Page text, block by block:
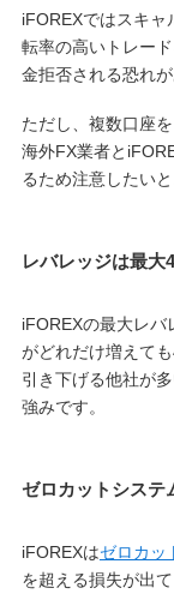
iFOREXではスキャ
転率の高いトレー
金拒否される恐れが
ただし、複数口座
海外FX業者と
るため注意したいと
レバレッジは最大
iFOREXの最大レ
がどれだけ増えて
引き下げる他社が
強みです。
ゼロカットシステ
iFOREXはゼロカッ
を超える損失が出